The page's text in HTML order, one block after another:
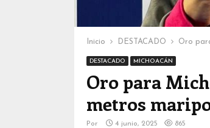
Inicio DESTACADO Oro
DESTACADO MICHOACÁN
Oro para
metros
Por 4 junio, 2025 865